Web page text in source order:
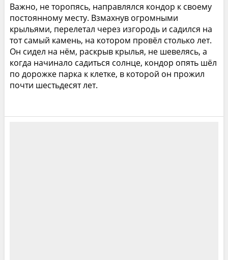
Важно, не торопясь, направлялся кондор к своему
постоянному месту. Взмахнув огромными
крыльями, перелетал через изгородь и садился на
тот самый камень, на котором провёл столько лет.
Он сидел на нём, раскрыв крылья, не шевелясь, а
когда начинало садиться солнце, кондор опять шёл
по дорожке парка к клетке, в которой он прожил
почти шестьдесят лет.